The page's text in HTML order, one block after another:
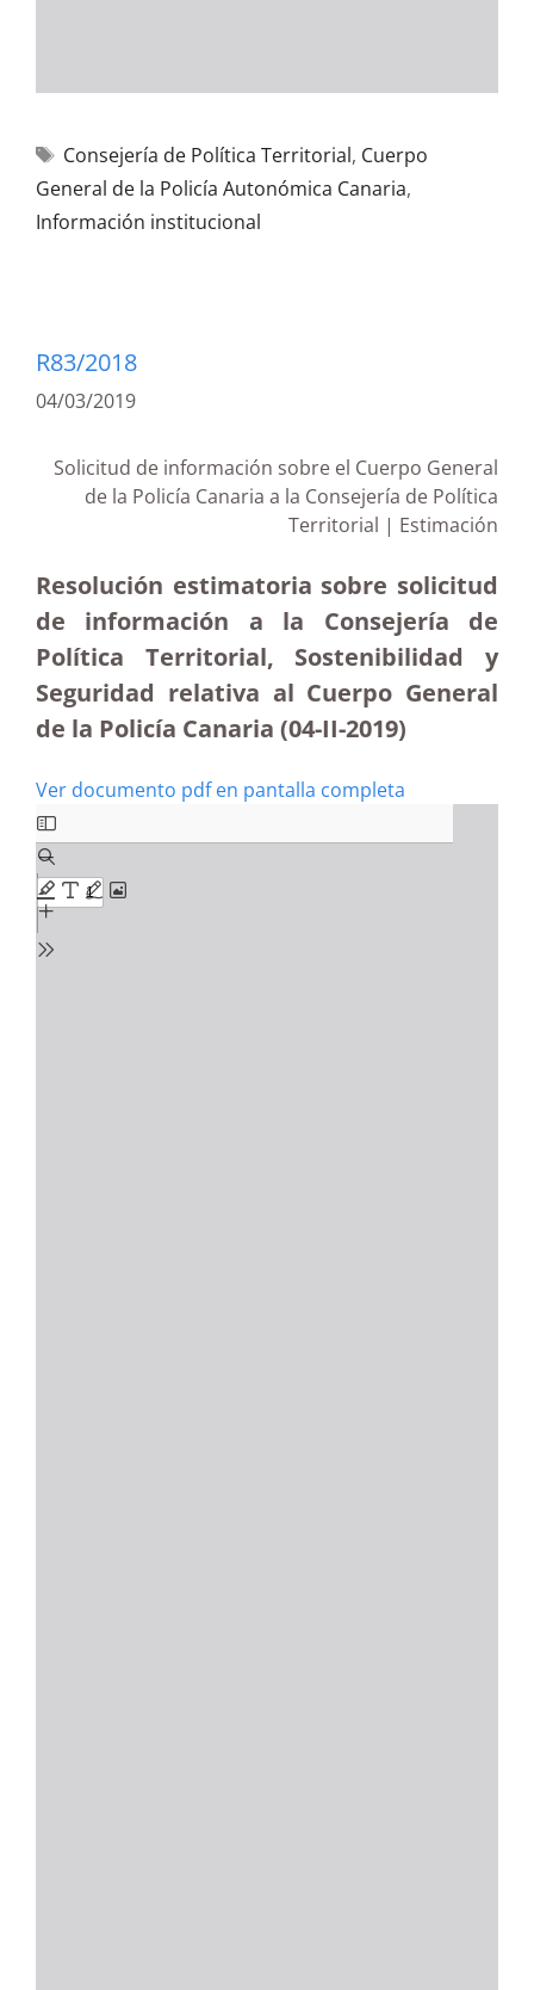
Consejería de Política Territorial, Cuerpo
General de la Policía Autonómica Canaria,
Información institucional
R83/2018
04/03/2019
Solicitud de información sobre el Cuerpo General
de la Policía Canaria a la Consejería de Política
Territorial | Estimación
Resolución estimatoria sobre solicitud
de información a la Consejería de
Política Territorial, Sostenibilidad y
Seguridad relativa al Cuerpo General
de la Policía Canaria (04-II-2019)
Ver documento pdf en pantalla completa